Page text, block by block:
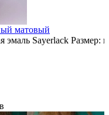
матовый
Sayerlack